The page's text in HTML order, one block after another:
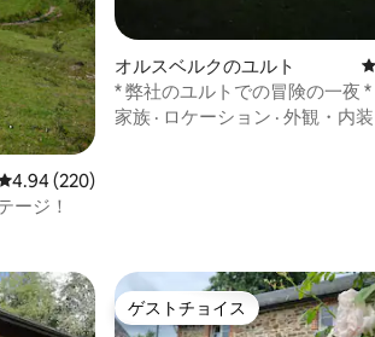
ビュー220件、5つ星中4.94つ星の平均評価
4.94 (220)
ージ！
オルスベルクのユルト
* 弊社のユルトでの冒険の一夜 *
家族 · ロケーション · 外観・内装
ゲストチョイス
ゲストチョイス